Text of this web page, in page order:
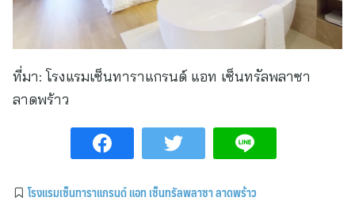
ที่มา: โรงแรมเซ็นทาราแกรนด์ แอท เซ็นทรัลพลาซา
ลาดพร้าว
โรงแรมเซ็นทาราแกรนด์ แอท เซ็นทรัลพลาซา ลาดพร้าว